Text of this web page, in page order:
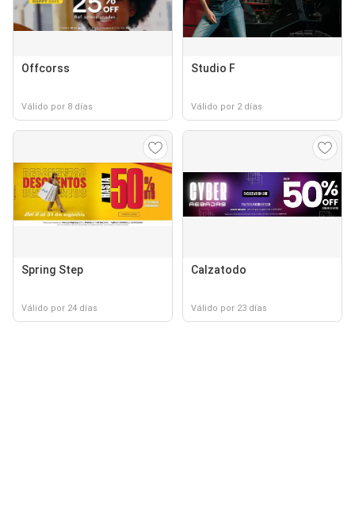
Offcorss
Válido por 8 días
Studio F
Válido por 2 días
Spring Step
Válido por 24 días
Calzatodo
Válido por 23 días